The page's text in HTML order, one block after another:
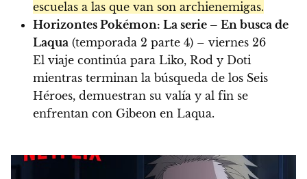
escuelas a las que van son archienemigas.
Horizontes Pokémon: La serie – En busca de
Laqua (temporada 2 parte 4) – viernes 26
El viaje continúa para Liko, Rod y Doti
mientras terminan la búsqueda de los Seis
Héroes, demuestran su valía y al fin se
enfrentan con Gibeon en Laqua.